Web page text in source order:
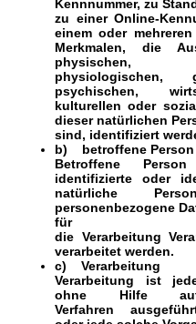
Kennnummer, zu
zu einer Online-
einem oder
Merkmalen, die
physischen,
physiologischen,
psychischen,
kulturellen oder
dieser natürlichen
sind, identifiziert
b) betroffene Person
Betroffene
identifizierte oder
natürliche
personenbezogene
für
die Verarbeitung
verarbeitet werden.
c) Verarbeitung
Verarbeitung ist
ohne Hilfe
Verfahren